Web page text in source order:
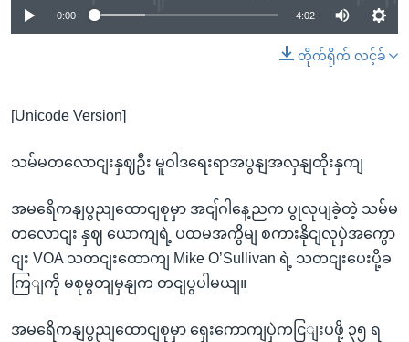
0:00 4:02
တိုက်ရိုက် လင့်ခ်
[Unicode Version]
သမ်မတလောငျးနှဈဦး မူဝါဒရေးရာအပွနျအလှနျထိုးနှကျ
အမရေိကနျပွညျထောငျစုမှာ အငျ်ဂါနေ့ညက ပွုလုပျခဲ့တဲ့ သမ်မ
တလောငျး နှဈ ယောကျရဲ့ ပထမအကွိမျ စကားနိုငျလုပှဲအကွော
ငျး VOA သတငျးထောကျ Mike O’Sullivan ရဲ့ သတငျးပေးပို့ခ
ကြျကို မစုမွတျမှနျက တငျပွပါမယျ။
အမရေိကနျပွညျထောငျစုမှာ ရှေးကောကျပှဲကငြျးပဖို့ ၃၅ ရ